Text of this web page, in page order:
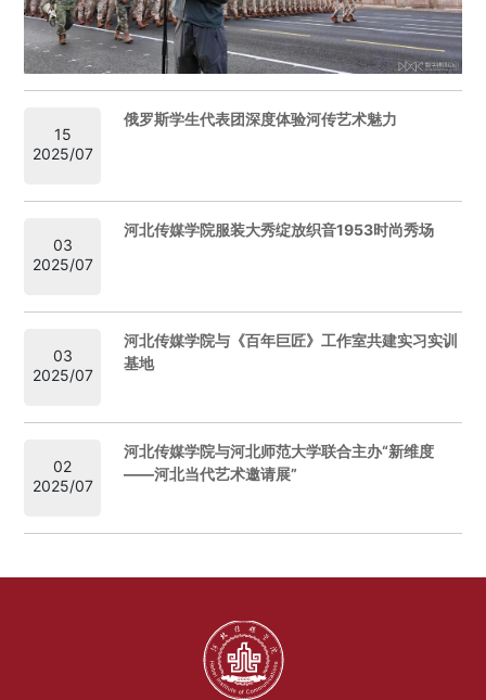
15
2025/07
俄罗斯学生代表团深度体验河传艺术魅力
03
2025/07
河北传媒学院服装大秀绽放织音1953时尚秀场
03
2025/07
河北传媒学院与《百年巨匠》工作室共建实习实训
基地
02
2025/07
河北传媒学院与河北师范大学联合主办“新维度
——河北当代艺术邀请展”